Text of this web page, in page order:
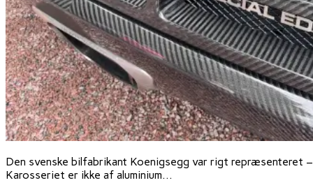
Den svenske bilfabrikant Koenigsegg var rigt repræsenteret
Karosseriet er ikke af aluminium…